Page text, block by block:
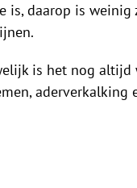
daarop is
is het nog